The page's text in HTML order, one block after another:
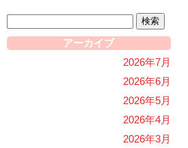
検
索:
アーカイブ
2026年7月
2026年6月
2026年5月
2026年4月
2026年3月